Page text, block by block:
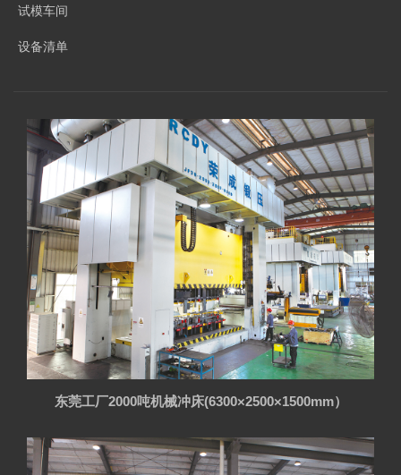
试模车间
设备清单
东莞工厂2000吨机械冲床(6300×2500×1500mm）